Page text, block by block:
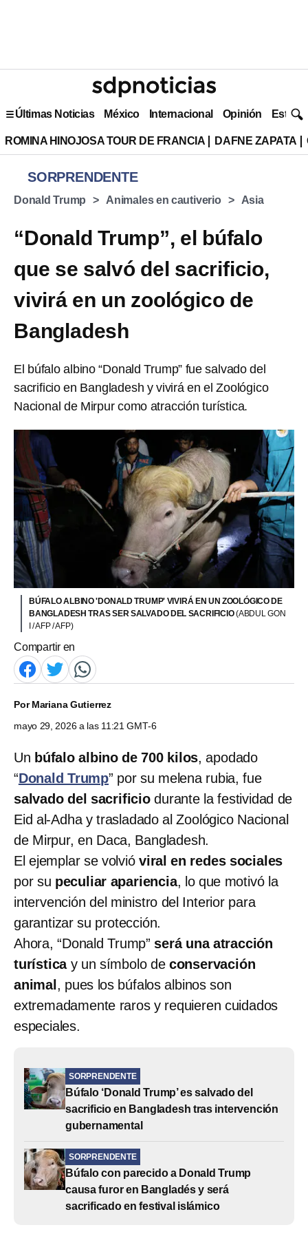
Últimas Noticias México Internacional Opinión Estilo
ROMINA HINOJOSA TOUR DE FRANCIA DAFNE ZAPATA
SORPRENDENTE
Donald Trump Animales en cautiverio Asia
“Donald Trump”, el búfalo
que se salvó del sacrificio,
vivirá en un zoológico de
Bangladesh
El búfalo albino “Donald Trump” fue salvado del
sacrificio en Bangladesh y vivirá en el Zoológico
Nacional de Mirpur como atracción turística.
BÚFALO ALBINO 'DONALD TRUMP' VIVIRÁ EN UN ZOOLÓGICO DE
BANGLADESH TRAS SER SALVADO DEL SACRIFICIO(ABDUL GON
I / AFP / AFP)
Compartir en
PorMariana Gutierrez
mayo 29, 2026 a las 11:21 GMT-6
Un búfalo albino de 700 kilos, apodado
“Donald Trump” por su melena rubia, fue
salvado del sacrificiodurante la festividad de
Eid al-Adha y trasladado al Zoológico Nacional
de Mirpur, en Daca, Bangladesh.
El ejemplar se volvió viral en redes sociales
por su peculiar apariencia, lo que motivó la
intervención del ministro del Interior para
garantizar su protección.
Ahora, “Donald Trump” será una atracción
turísticay un símbolo de conservación
animal , pues los búfalos albinos son
extremadamente raros y requieren cuidados
especiales.
SORPRENDENTE
Búfalo ‘Donald Trump’ es salvado del
sacrificio en Bangladesh tras intervención
gubernamental
SORPRENDENTE
Búfalo con parecido a Donald Trump
causa furor en Bangladés y será
sacrificado en festival islámico